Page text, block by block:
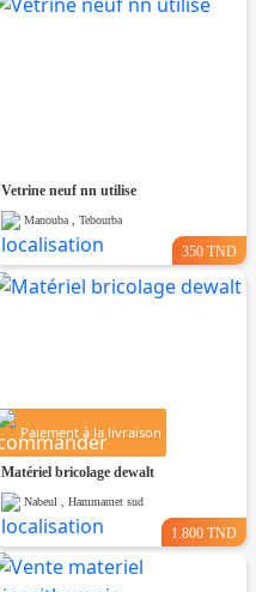
Vetrine neuf nn utilise
Manouba , Tebourba
350 TND
Paiement à la livraison
Matériel bricolage dewalt
Nabeul , Hammamet sud
1.800 TND